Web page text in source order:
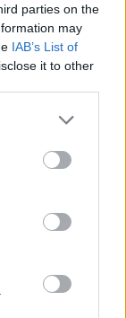
parties on the
may
IAB’s List of
it to other
more Google
may click to
party tags to
below Google